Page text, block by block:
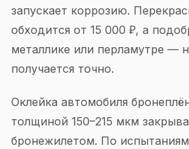
запускает коррозию.
обходится от 15 000 ₽, а
металлике или перламутре —
получается точно.
Оклейка автомобиля
толщиной 150–215 мкм
бронежилетом. По